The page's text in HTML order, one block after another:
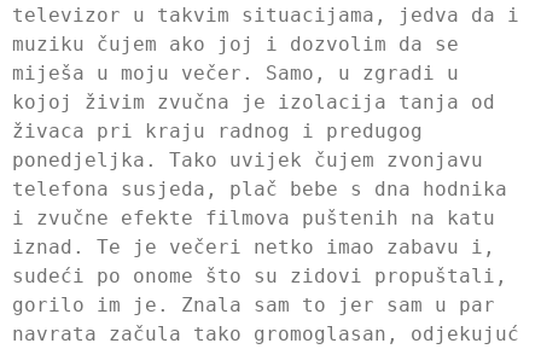
televizor u takvim situacijama, jedva da i
muziku čujem ako joj i dozvolim da se
miješa u moju večer. Samo, u zgradi u
kojoj živim zvučna je izolacija tanja od
živaca pri kraju radnog i predugog
ponedjeljka. Tako uvijek čujem zvonjavu
telefona susjeda, plač bebe s dna hodnika
i zvučne efekte filmova puštenih na katu
iznad. Te je večeri netko imao zabavu i,
sudeći po onome što su zidovi propuštali,
gorilo im je. Znala sam to jer sam u par
navrata začula tako gromoglasan, odjekujuć